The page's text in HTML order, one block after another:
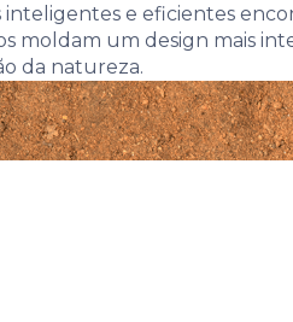
inteligentes e eficientes
moldam um design mais
da natureza.